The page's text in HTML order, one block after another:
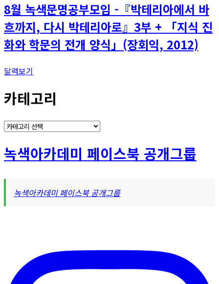
8월 녹색문명공부모임 -『박테리아에서 바
흐까지, 다시 박테리아로』3부 + 「지식 진
화와 학문의 전개 양식」(장회익, 2012)
달력보기
카테고리
카
고
리
녹색아카데미 페이스북 공개그룹
녹색아카데미 페이스북 공개그룹